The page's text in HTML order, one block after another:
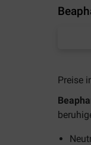
Preise